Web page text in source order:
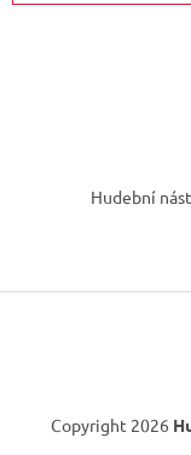
í
Hudební
Copyright 2026